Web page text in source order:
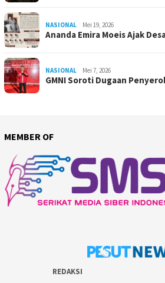
NASIONAL Mei 19, 2026
Ananda Emira Moeis Ajak
NASIONAL Mei 7, 2026
GMNI Soroti Dugaan
MEMBER OF
REDAKSI